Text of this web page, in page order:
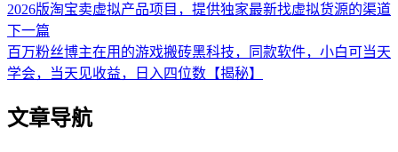
2026版淘宝卖虚拟产品项目，提供独家最新找虚拟货源的渠道
下一篇
百万粉丝博主在用的游戏搬砖黑科技，同款软件，小白可当天
学会，当天见收益，日入四位数【揭秘】
文章导航